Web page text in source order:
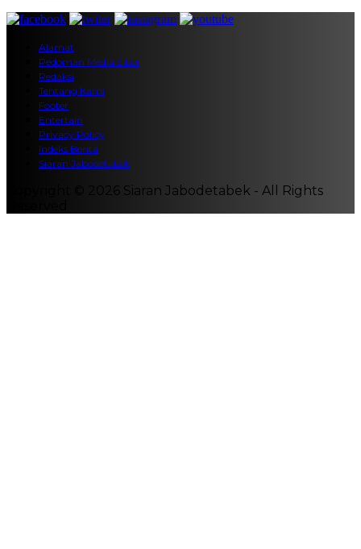
Alamat
Pedoman Media Siber
Redaksi
Tentang Kami
Footer
Entertain
Privacy Policy
Indeks Berita
Siaran Jabodetabek
Copyright © 2026 Siaran Jabodetabek - All Rights